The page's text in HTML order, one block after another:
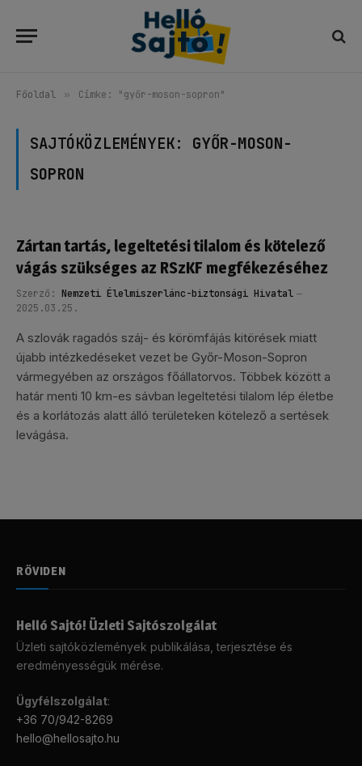
Főoldal » Címke: "győr-moson-sopron"
SAJTÓKÖZLEMÉNYEK: GYŐR-MOSON-
SOPRON
Zártan tartás, legeltetési tilalom és kötelező
vágás szükséges az RSzKF megfékezéséhez
Szerző: Nemzeti Élelmiszerlánc-biztonsági Hivatal
2025.03.25.
A szlovák ragadós száj- és körömfájás kitörések miatt
újabb intézkedéseket vezet be Győr-Moson-Sopron
vármegyében az országos főállatorvos. Többek között a
határ menti 10 km-es sávban legeltetési tilalom lép életbe
és a korlátozás alatt álló területeken kötelező a sertések
levágása.
RÖVIDEN
Helló Sajtó! Üzleti Sajtószolgálat
Üzleti sajtóközlemények publikálása, terjesztése és
eredményességük mérése.
Ügyfélszolgálat:
+36 70/942-8269
hello@hellosajto.hu